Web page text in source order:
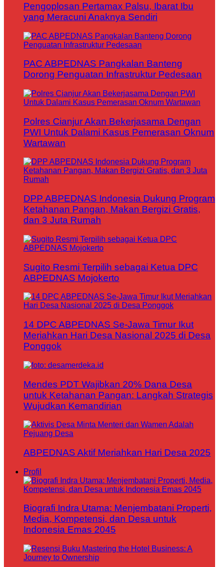
Pengoplosan Pertamax Palsu, Ibarat Ibu
yang Meracuni Anaknya Sendiri
PAC ABPEDNAS Pangkalan Banteng
Dorong Penguatan Infrastruktur Pedesaan
Polres Cianjur Akan Bekerjasama Dengan
PWI Untuk Dalami Kasus Pemerasan Oknum
Wartawan
DPP ABPEDNAS Indonesia Dukung Program
Ketahanan Pangan, Makan Bergizi Gratis,
dan 3 Juta Rumah
Sugito Resmi Terpilih sebagai Ketua DPC
ABPEDNAS Mojokerto
14 DPC ABPEDNAS Se-Jawa Timur Ikut
Meriahkan Hari Desa Nasional 2025 di Desa
Ponggok
Mendes PDT Wajibkan 20% Dana Desa
untuk Ketahanan Pangan: Langkah Strategis
Wujudkan Kemandirian
ABPEDNAS Aktif Meriahkan Hari Desa 2025
Profil
Biografi Indra Utama: Menjembatani Properti,
Media, Kompetensi, dan Desa untuk
Indonesia Emas 2045